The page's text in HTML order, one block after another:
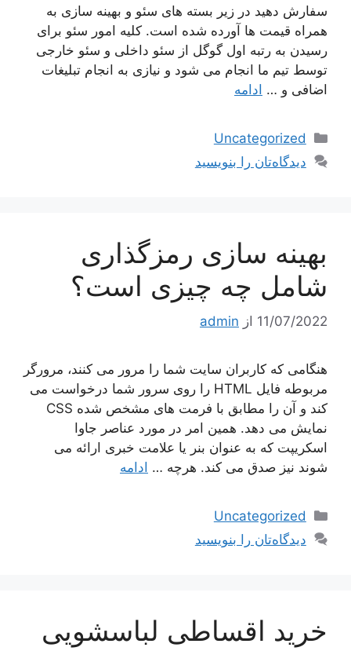
سفارش دهید در زیر بسته های سئو و بهینه سازی به
همراه قیمت ها آورده شده است. کلیه امور سئو برای
رسیدن به رتبه اول گوگل از سئو داخلی و سئو خارجی
توسط تیم ما انجام می شود و نیازی به انجام تبلیغات
اضافی و … ادامه
دسته‌ها
Uncategorized
دیدگاه‌تان را بنویسید
بهینه سازی رمزگذاری
شامل چه چیزی است؟
11/07/2022 از admin
هنگامی که کاربران سایت شما را مرور می کنند، مرورگر
مربوطه فایل HTML را روی سرور شما درخواست می
کند و آن را مطابق با فرمت های مشخص شده CSS
نمایش می دهد. همین امر در مورد عناصر جاوا
اسکریپت که به عنوان بنر یا علامت خبری ارائه می
شوند نیز صدق می کند. هرچه … ادامه
دسته‌ها
Uncategorized
دیدگاه‌تان را بنویسید
خرید اقساطی لباسشویی